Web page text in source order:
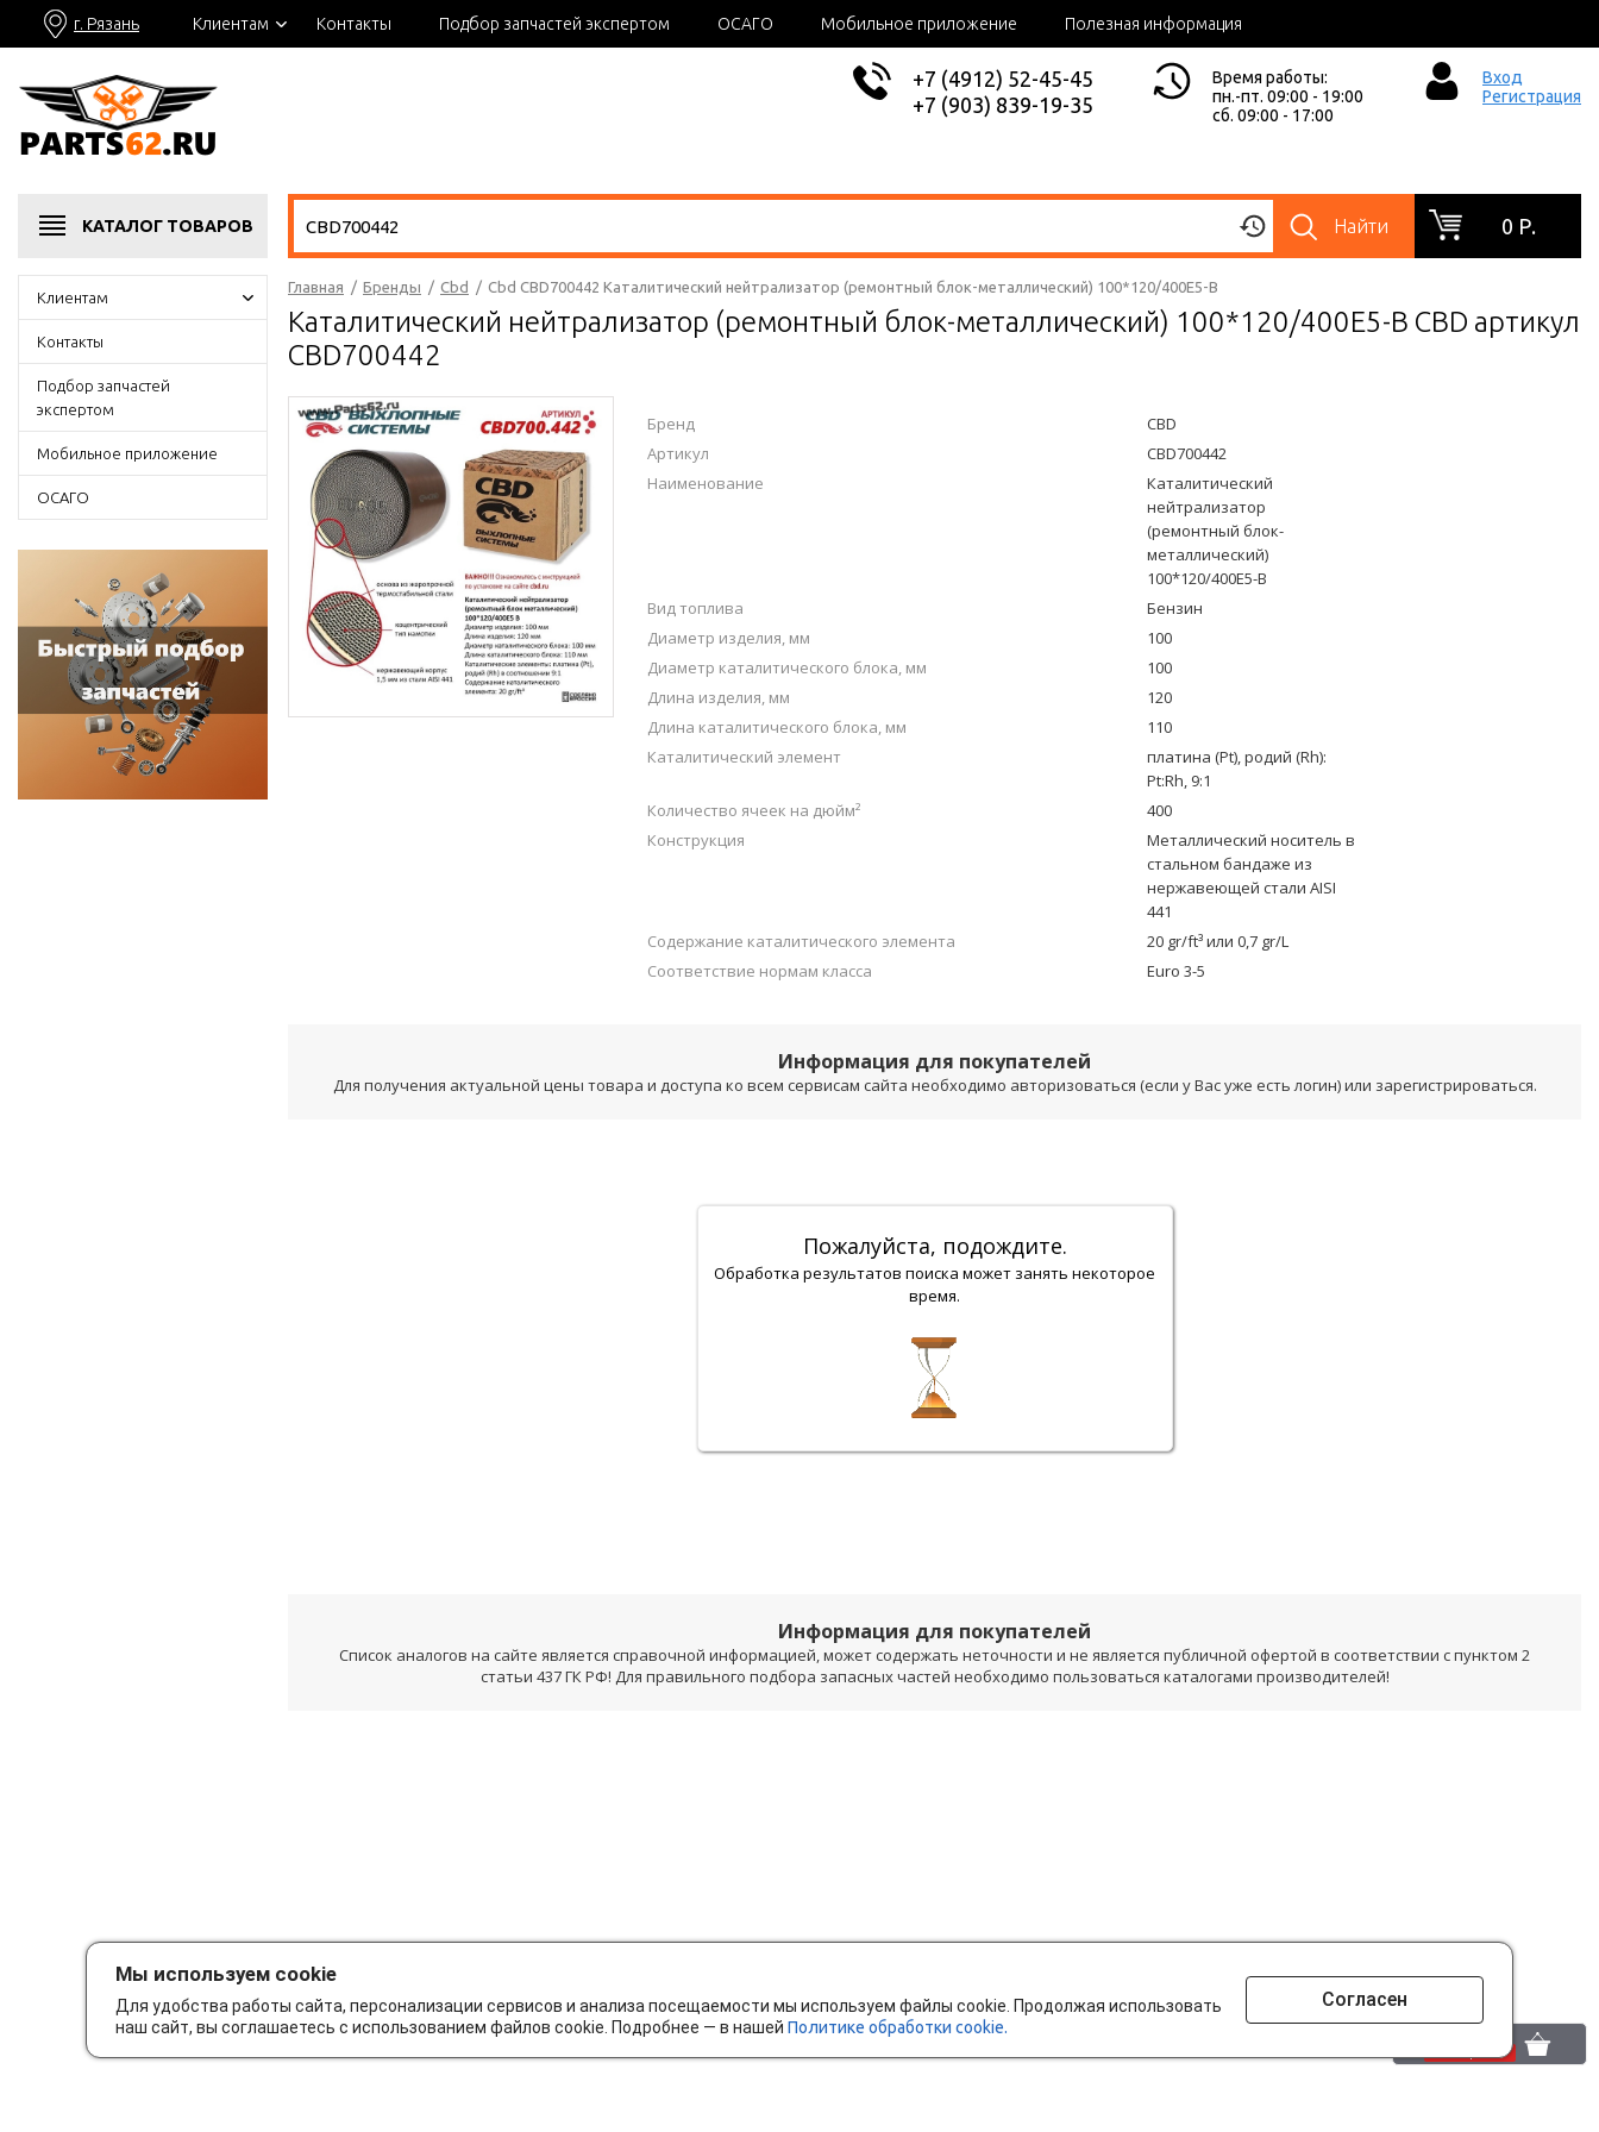
г. Рязань Клиентам Контакты Подбор запчастей экспертом ОСАГО Мобильное приложение Полезная информация
+7 (4912) 52-45-45
+7 (903) 839-19-35
Время работы:
пн.-пт. 09:00 - 19:00
сб. 09:00 - 17:00
Вход
Регистрация
КАТАЛОГ ТОВАРОВ Найти 0 Р.
Клиентам
Контакты
Подбор запчастей
экспертом
Мобильное приложение
ОСАГО
Главная / Бренды / Cbd / Cbd CBD700442 Каталитический нейтрализатор (ремонтный блок-металлический) 100*120/400Е5-B
Каталитический нейтрализатор (ремонтный блок-металлический) 100*120/400Е5-B CBD артикул
CBD700442
Бренд
CBD
Артикул
CBD700442
Наименование
Каталитический
нейтрализатор
(ремонтный блок-
металлический)
100*120/400Е5-B
Вид топлива
Бензин
Диаметр изделия, мм
100
Диаметр каталитического блока, мм
100
Длина изделия, мм
120
Длина каталитического блока, мм
110
Каталитический элемент
платина (Pt), родий (Rh):
Pt:Rh, 9:1
Количество ячеек на дюйм²
400
Конструкция
Металлический носитель в
стальном бандаже из
нержавеющей стали AISI
441
Содержание каталитического элемента
20 gr/ft³ или 0,7 gr/L
Соответствие нормам класса
Euro 3-5
Информация для покупателей
Для получения актуальной цены товара и доступа ко всем сервисам сайта необходимо авторизоваться (если у Вас уже есть логин) или зарегистрироваться.
Пожалуйста, подождите.
Обработка результатов поиска может занять некоторое
время.
Информация для покупателей
Список аналогов на сайте является справочной информацией, может содержать неточности и не является публичной офертой в соответствии с пунктом 2
статьи 437 ГК РФ! Для правильного подбора запасных частей необходимо пользоваться каталогами производителей!
Мы используем cookie
Для удобства работы сайта, персонализации сервисов и анализа посещаемости мы используем файлы cookie. Продолжая использовать
наш сайт, вы соглашаетесь с использованием файлов cookie. Подробнее — в нашей Политике обработки cookie.
Согласен